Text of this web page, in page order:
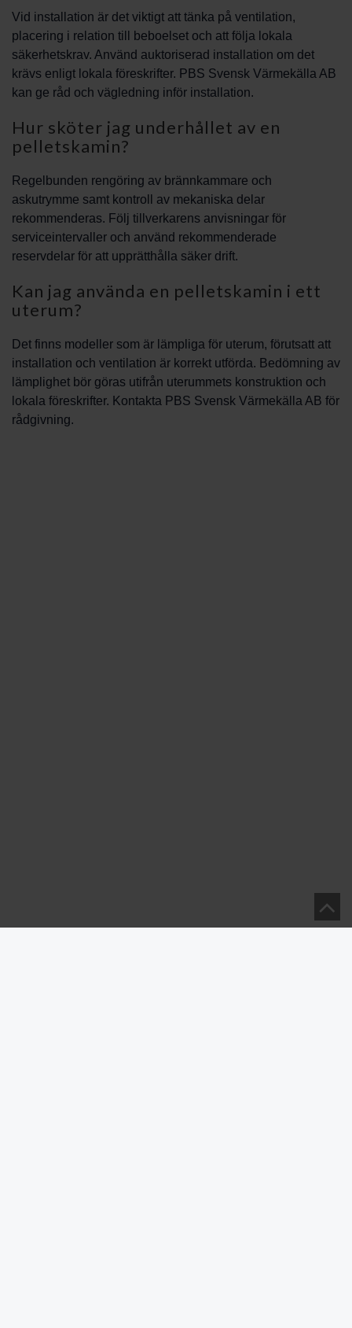
Vid installation är det viktigt att tänka på ventilation,
placering i relation till beboelset och att följa lokala
säkerhetskrav. Använd auktoriserad installation om det
krävs enligt lokala föreskrifter. PBS Svensk Värmekälla AB
kan ge råd och vägledning inför installation.
Hur sköter jag underhållet av en
pelletskamin?
Regelbunden rengöring av brännkammare och
askutrymme samt kontroll av mekaniska delar
rekommenderas. Följ tillverkarens anvisningar för
serviceintervaller och använd rekommenderade
reservdelar för att upprätthålla säker drift.
Kan jag använda en pelletskamin i ett
uterum?
Det finns modeller som är lämpliga för uterum, förutsatt att
installation och ventilation är korrekt utförda. Bedömning av
lämplighet bör göras utifrån uterummets konstruktion och
lokala föreskrifter. Kontakta PBS Svensk Värmekälla AB för
rådgivning.